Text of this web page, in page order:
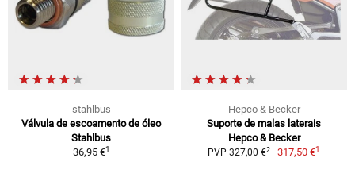
stahlbus
Válvula de escoamento de óleo
Stahlbus
36,95 €1
Hepco & Becker
Suporte de malas laterais
Hepco & Becker
PVP 327,00 €2 317,50 €1